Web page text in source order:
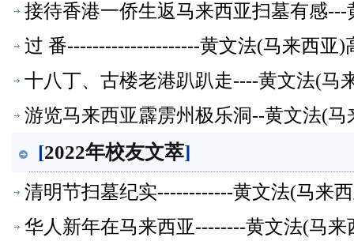
接待香港一侨生返马来西亚扫墓有感
过 番---------------------黄文法(马来西亚)
十八丁、古楼老港趴趴走----黄文法(马
游览马来西亚霹雳州极乐洞--黄文法(
[2022年校友文萃]
清明节扫墓纪实------------黄文法(马来
华人新年在马来西亚--------黄文法(马